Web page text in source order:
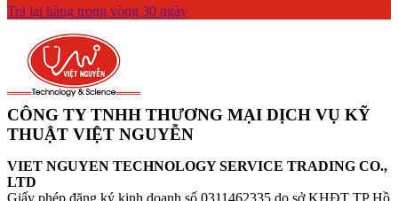
Trả lại hàng trong vòng 30 ngày
CÔNG TY TNHH THƯƠNG MẠI DỊCH VỤ KỸ
THUẬT VIỆT NGUYỄN
VIET NGUYEN TECHNOLOGY SERVICE TRADING CO.,
LTD
Giấy phép đăng ký kinh doanh số 0311462335 do sở KHĐT TP Hồ